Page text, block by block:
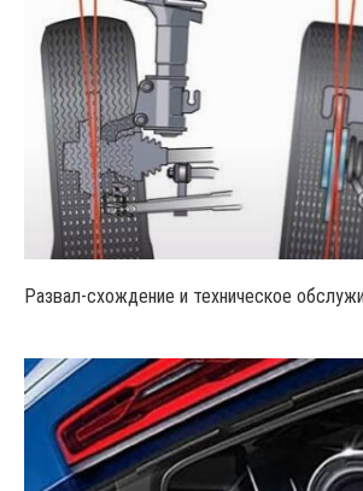
Развал-схождение и техническое